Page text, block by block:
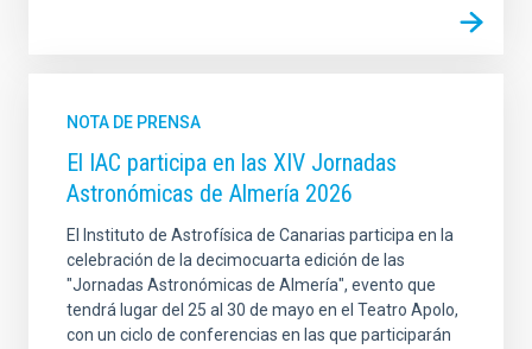
NOTA DE PRENSA
El IAC participa en las XIV Jornadas
Astronómicas de Almería 2026
El Instituto de Astrofísica de Canarias participa en la
celebración de la decimocuarta edición de las
"Jornadas Astronómicas de Almería", evento que
tendrá lugar del 25 al 30 de mayo en el Teatro Apolo,
con un ciclo de conferencias en las que participarán